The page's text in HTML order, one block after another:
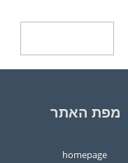
מפת האתר
homepage